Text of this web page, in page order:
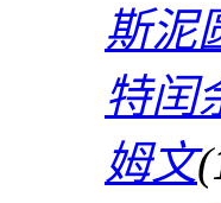
斯泥
特闰
姆文(